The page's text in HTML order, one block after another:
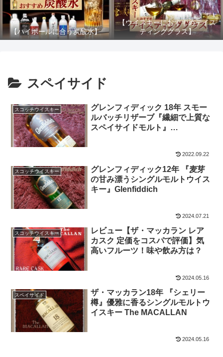
【ハイボールに合う炭酸水】
【ウイスキーにおすすめテイス
ティンググラス】
スペイサイド
スコッチウイスキー
グレンフィディック 18年 スモー
ルバッチリザーブ『繊細で上質な
スペイサイドモルト』
2022.09.22
スコッチウイスキー
グレンフィディック12年 『麦芽
の甘み漂うシングルモルトウイス
キー』Glenfiddich
2024.07.21
スコッチウイスキー
レビュー【ザ・マッカラン レア
カスク 定価をコスパで評価】気
高いフルーツ！味や飲み方は？
2024.05.16
スペイサイド
ザ・マッカラン18年 『シェリー
樽』優雅に香るシングルモルトウ
イスキー The MACALLAN
2024.05.16